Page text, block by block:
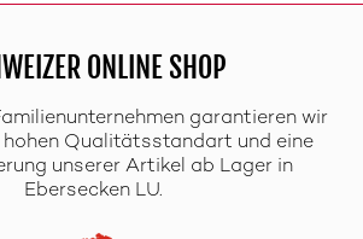
ONLINE SHOP
garantieren wir
hohen Qualitätsstandart und eine
unserer Artikel ab Lager in
Ebersecken LU.